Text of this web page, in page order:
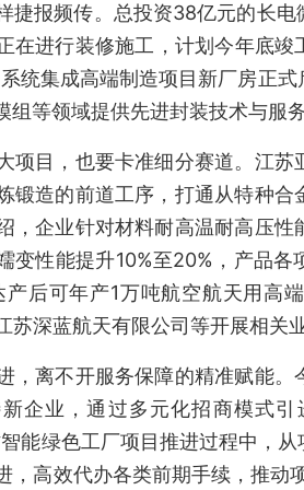
捷报频传。总投资38亿元的长
在进行装修施工，计划今年底
统集成高端制造项目新厂房正
组等领域提供先进封装技术与服
项目，也要卡准细分赛道。江
锻造的前道工序，打通从特种
，企业针对材料耐高温耐高压
变性能提升10%至20%，产品
产后可年产1万吨航空航天用高
苏深蓝航天有限公司等开展相关
，离不开服务保障的精准赋能
企业，通过多元化招商模式
能绿色工厂项目推进过程中，
，高效代办各类前期手续，推动